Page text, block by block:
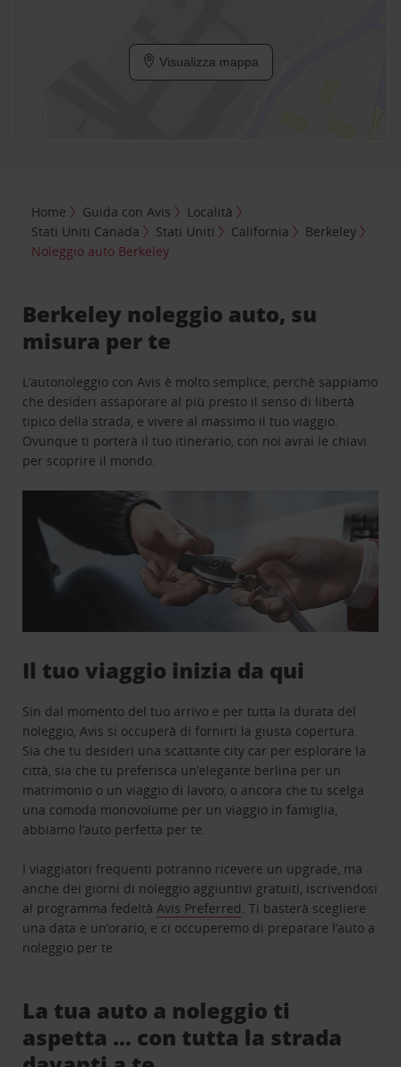
Visualizza mappa
Home Guida con Avis
Località
Stati Uniti Canada
Stati Uniti California
Berkeley
Noleggio auto Berkeley
Berkeley noleggio auto, su
misura per te
L’autonoleggio con Avis è molto semplice, perchè sappiamo
che desideri assaporare al più presto il senso di libertà
tipico della strada, e vivere al massimo il tuo viaggio.
Ovunque ti porterà il tuo itinerario, con noi avrai le chiavi
per scoprire il mondo.
Il tuo viaggio inizia da qui
Sin dal momento del tuo arrivo e per tutta la durata del
noleggio, Avis si occuperà di fornirti la giusta copertura.
Sia che tu desideri una scattante city car per esplorare la
città, sia che tu preferisca un’elegante berlina per un
matrimonio o un viaggio di lavoro, o ancora che tu scelga
una comoda monovolume per un viaggio in famiglia,
abbiamo l’auto perfetta per te.
I viaggiatori frequenti potranno ricevere un upgrade, ma
anche dei giorni di noleggio aggiuntivi gratuiti, iscrivendosi
al programma fedeltàAvis Preferred. Ti basterà scegliere
una data e un’orario, e ci occuperemo di preparare l’auto a
noleggio per te.
La tua auto a noleggio ti
aspetta … con tutta la strada